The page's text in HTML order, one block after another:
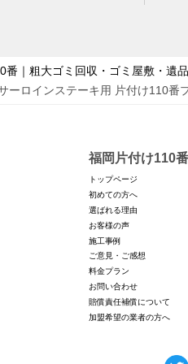
番｜粗大ゴミ回収・ゴミ屋敷・遺
ーロインステーキ用 片付け110番
福岡片付け110番
トップページ
初めての方へ
選ばれる理由
お客様の声
施工事例
ご意見・ご感想
料金プラン
お問い合わせ
賠償責任補償について
加盟希望の業者の方へ